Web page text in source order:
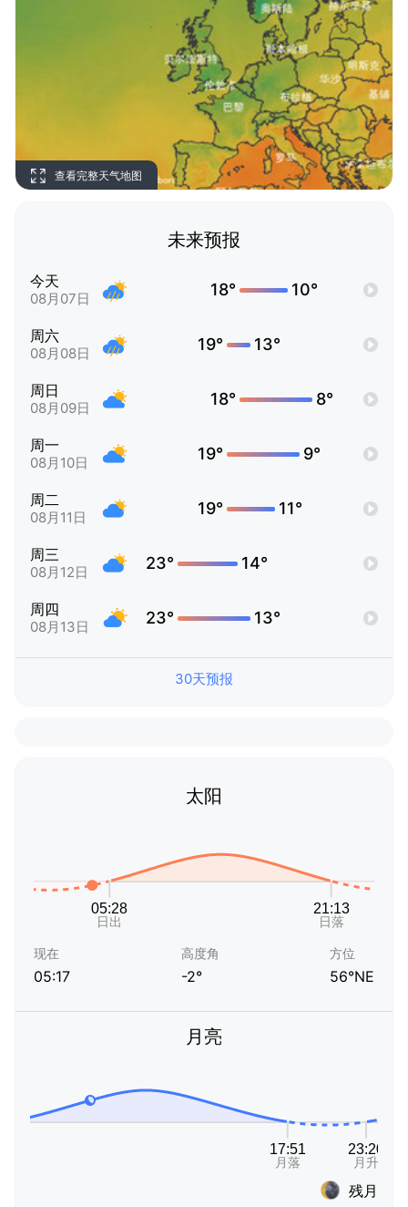
查看完整天气地图
未来预报
今天
08月07日 18° 10°
周六
08月08日 19° 13°
周日
08月09日 18° 8°
周一
08月10日 19° 9°
周二
08月11日 19° 11°
周三
08月12日 23° 14°
周四
08月13日 23° 13°
30天预报
太阳
现在
05:17
高度角
-2°
方位
56°NE
月亮
残月